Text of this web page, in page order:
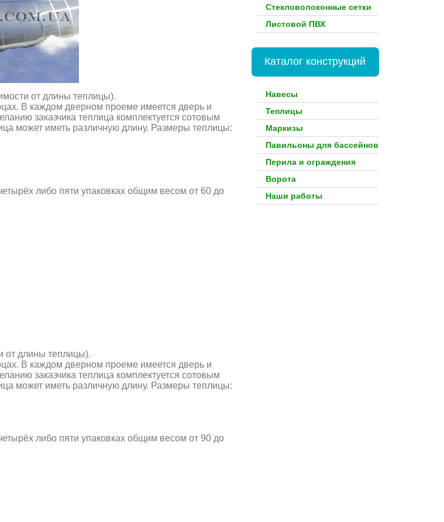
от длины теплицы).
В каждом дверном проеме имеется дверь и
заказчика теплица комплектуется сотовым
может иметь различную длину. Размеры теплицы:
либо пяти упаковках общим весом от 60 до
от длины теплицы).
В каждом дверном проеме имеется дверь и
заказчика теплица комплектуется сотовым
может иметь различную длину. Размеры теплицы:
либо пяти упаковках общим весом от 90 до
Стекловолоконные сетки
Листовой ПВХ
Каталог конструкций
Навесы
Теплицы
Маркизы
Павильоны для бассейнов
Перила и ограждения
Ворота
Наши работы